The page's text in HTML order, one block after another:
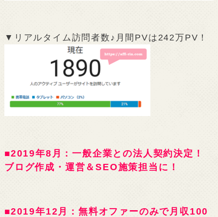
▼リアルタイム訪問者数♪月間PVは242万PV！
■2019年8月：一般企業との法人契約決定！
ブログ作成・運営＆SEO施策担当に！
■2019年12月：無料オファーのみで月収100